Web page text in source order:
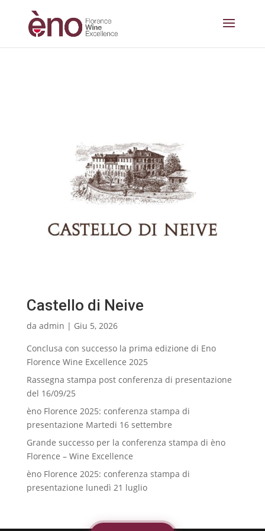
Castello di Neive
da admin | Giu 5, 2026
Conclusa con successo la prima edizione di Eno
Florence Wine Excellence 2025
Rassegna stampa post conferenza di presentazione
del 16/09/25
èno Florence 2025: conferenza stampa di
presentazione Martedi 16 settembre
Grande successo per la conferenza stampa di èno
Florence – Wine Excellence
èno Florence 2025: conferenza stampa di
presentazione lunedì 21 luglio